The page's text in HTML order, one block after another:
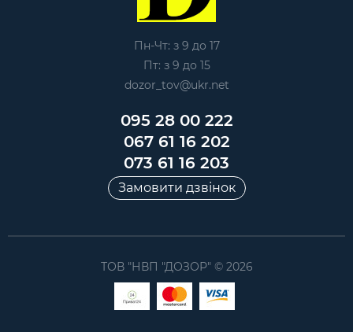
Пн-Чт: з 9 до 17
Пт: з 9 до 15
dozor_tov@ukr.net
095 28 00 222
067 61 16 202
073 61 16 203
Замовити дзвінок
ТОВ "НВП "ДОЗОР" © 2026